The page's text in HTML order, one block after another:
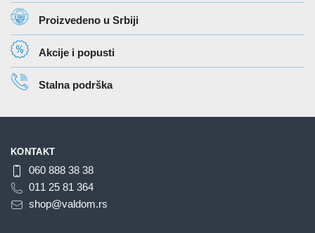
mogu
biti
izabrane
na
stranici
proizvoda.
Proizvedeno u Srbiji
Akcije i popusti
Stalna podrška
KONTAKT
060 888 38 38
011 25 81 364
shop@valdom.rs